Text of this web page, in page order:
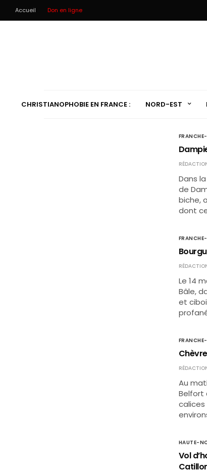
Accueil Don en ligne
CHRISTIANOPHOBIE EN FRANCE : NORD-EST
Dans
de
biche,
dont
Le 14
Bâle,
et
Au
Belfort
calices
HAUTE-
Vol